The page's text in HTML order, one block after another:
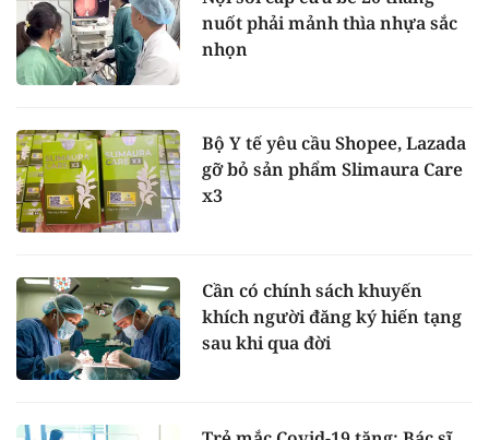
nuốt phải mảnh thìa nhựa sắc
nhọn
Bộ Y tế yêu cầu Shopee, Lazada
gỡ bỏ sản phẩm Slimaura Care
x3
Cần có chính sách khuyến
khích người đăng ký hiến tạng
sau khi qua đời